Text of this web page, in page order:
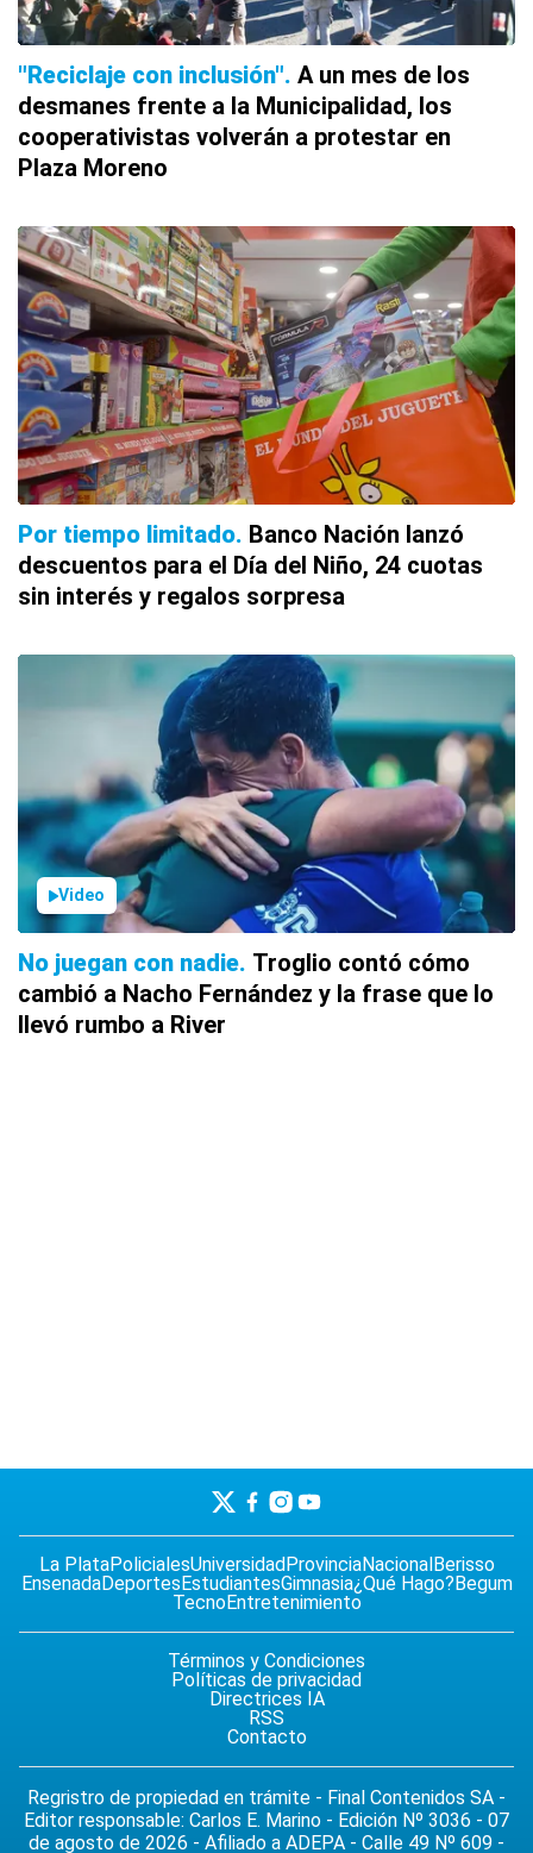
"Reciclaje con inclusión" A un mes de los
desmanes frente a la Municipalidad, los
cooperativistas volverán a protestar en
Plaza Moreno
Por tiempo limitado Banco Nación lanzó
descuentos para el Día del Niño, 24 cuotas
sin interés y regalos sorpresa
Video
No juegan con nadie Troglio contó cómo
cambió a Nacho Fernández y la frase que lo
llevó rumbo a River
La PlataPolicialesUniversidad ProvinciaNacional Berisso
EnsenadaDeportes EstudiantesGimnasia¿Qué Hago? Begum
TecnoEntretenimiento
Términos y Condiciones
Políticas de privacidad
Directrices IA
RSS
Contacto
Regristro de propiedad en trámite - Final Contenidos SA -
Editor responsable: Carlos E. Marino - Edición Nº 3036 - 07
de agosto de 2026 - Afiliado a ADEPA - Calle 49 Nº 609 -